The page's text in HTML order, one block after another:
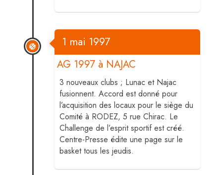
AG 1997 à NAJAC
1 mai 1997
3 nouveaux clubs ; Lunac et Najac
fusionnent. Accord est donné pour
l’acquisition des locaux pour le siège du
Comité à RODEZ, 5 rue Chirac. Le
Challenge de l’esprit sportif est créé.
Centre-Presse édite une page sur le
basket tous les jeudis.